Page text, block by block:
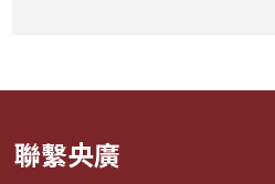
聯繫央廣